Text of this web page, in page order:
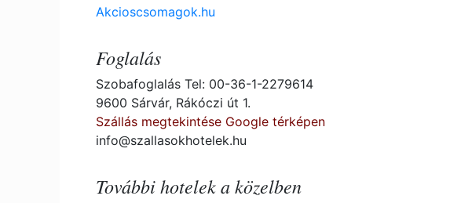
Akcioscsomagok.hu
Foglalás
Szobafoglalás Tel: 00-36-1-2279614
9600 Sárvár, Rákóczi út 1.
Szállás megtekintése Google térképen
info@szallasokhotelek.hu
További hotelek a közelben